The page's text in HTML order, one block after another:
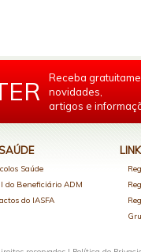
Receba
novidades,
artigos e
Saúde
do Beneficiário ADM
do IASFA